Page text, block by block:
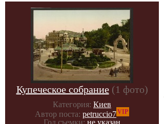
Купеческое собрание (1 фото)
Категория: Киев
Автор поста: petruccio7VIP